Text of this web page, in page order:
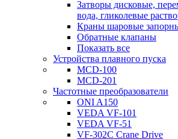
Затворы дисковые,
вода, гликолевые
Краны шаровые
Обратные клапаны
Показать все
Устройства плавного пуска
MCD-100
MCD-201
Частотные преобразователи
ONI A150
VEDA VF-101
VEDA VF-51
VF-302C Crane Drive